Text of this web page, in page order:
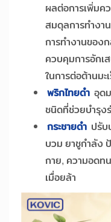
ผลต่อการเพิ่มค
สมดุลการทำงาน
การทำงานของ
ควบคุมการอักเ
ในการต่อต้านมะ
พริกไทยดำ อุด
ชนิดที่ช่วยบำรุง
กระชายดำ ปรับ
บวม ยาชูกำลัง
กาย, ความอดท
เมื่อยล้า